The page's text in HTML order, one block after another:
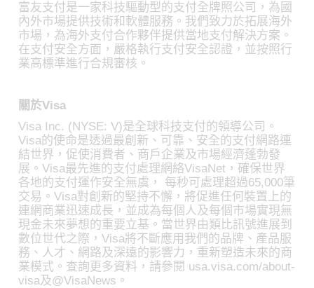
富友支付是一家科技驅動型的支付全牌照公司，為國
內外市場提供技術和軟體服務。我們致力於拓展海外
市場，為海外支付合作夥伴提供當地支付解決方案。
在支付安全方面，嚴格執行支付安全認證，並按照行
業高標準進行合規審核。
關於Visa
Visa Inc. (NYSE: V)是全球科技支付的領導公司。
Visa的使命是透過最創新、可靠、安全的支付網路連
結世界，促使消費者、商戶企業及市場經濟蓬勃發
展。Visa最先進的支付處理網絡VisaNet，確保世界
各地的支付運作安全無虞， 每秒可處理超過65,000筆
交易。Visa對創新的堅持不懈，將促進任何裝置上的
連網商業迅速成長，並成為每個人及每個市場實現無
現金未來夢想的重要立基。當世界由類比訊號進展到
數位世代之際，Visa將不斷應用我們的品牌、產品服
務、人才、網路及深遠的影響力，重新塑造未來的商
業模式。查詢更多資料，請參閱 usa.visa.com/about-
visa及@VisaNews。